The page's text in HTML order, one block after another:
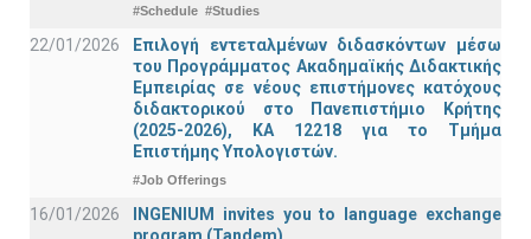
#Schedule #Studies
22/01/2026
Επιλογή εντεταλμένων διδασκόντων μέσω
του Προγράμματος Ακαδημαϊκής Διδακτικής
Εμπειρίας σε νέους επιστήμονες κατόχους
διδακτορικού στο Πανεπιστήμιο Κρήτης
(2025-2026), ΚΑ 12218 για το Τμήμα
Επιστήμης Υπολογιστών.
#Job Offerings
16/01/2026
INGENIUM invites you to language exchange
program (Tandem)